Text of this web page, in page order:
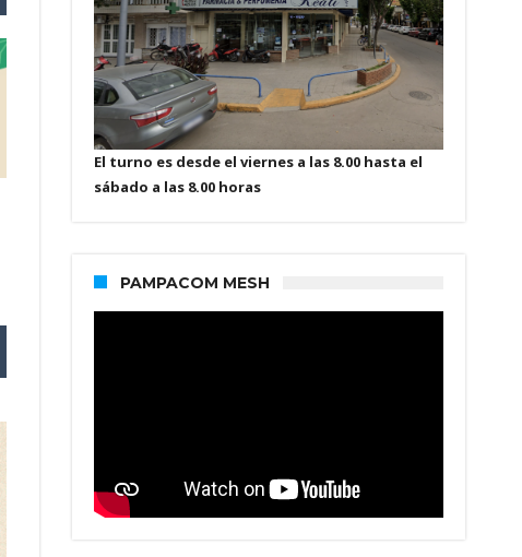
El turno es desde el viernes a las 8.00 hasta el
sábado a las 8.00 horas
PAMPACOM MESH